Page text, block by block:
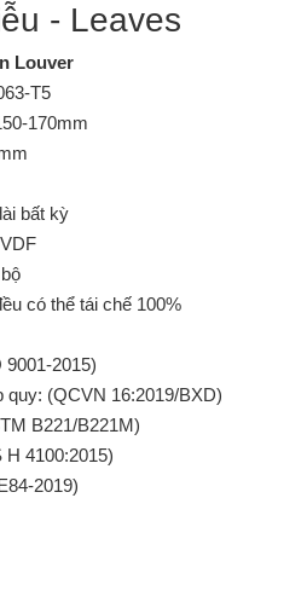
- Leaves
Louver
T5
170mm
bất kỳ
có thể tái chế 100%
9001-2015)
(QCVN 16:2019/BXD)
B221/B221M)
H 4100:2015)
2019)